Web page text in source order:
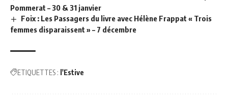
Pommerat – 30 & 31 janvier
Foix : Les Passagers du livre avec Hélène Frappat « Trois
femmes disparaissent » – 7 décembre
ETIQUETTES : l'Estive